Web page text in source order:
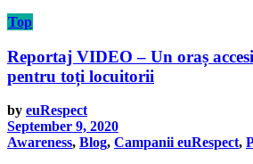
Top
Reportaj VIDEO – Un oraș
pentru toți locuitorii
by euRespect
September 9, 2020
Awareness, Blog, Campanii euRespect,